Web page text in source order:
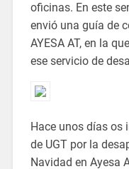
oficinas. En este
envió una guía de
AYESA AT, en la
ese servicio de
Hace unos días os
de UGT por la
Navidad en Ayesa